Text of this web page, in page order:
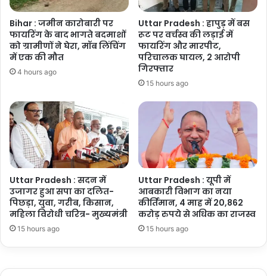
Bihar : जमीन कारोबारी पर
फायरिंग के बाद भागते बदमाशों
को ग्रामीणों ने घेरा, मॉब लिंचिंग
में एक की मौत
4 hours ago
Uttar Pradesh : हापुड़ में बस
रूट पर वर्चस्व की लड़ाई में
फायरिंग और मारपीट,
परिचालक घायल, 2 आरोपी
गिरफ्तार
15 hours ago
Uttar Pradesh : सदन में
उजागर हुआ सपा का दलित-
पिछड़ा, युवा, गरीब, किसान,
महिला विरोधी चरित्र- मुख्यमंत्री
15 hours ago
Uttar Pradesh : यूपी में
आबकारी विभाग का नया
कीर्तिमान, 4 माह में 20,862
करोड़ रुपये से अधिक का राजस्व
15 hours ago